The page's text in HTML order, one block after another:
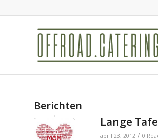
Berichten
Lange
april 23, 2012 / 0